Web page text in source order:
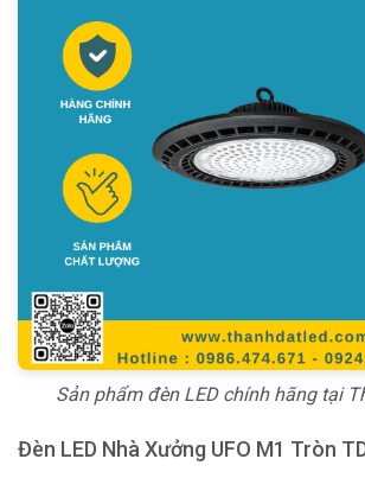
Sản phẩm đèn LED chính hãng tại
Đèn LED Nhà Xưởng UFO M1 Tròn